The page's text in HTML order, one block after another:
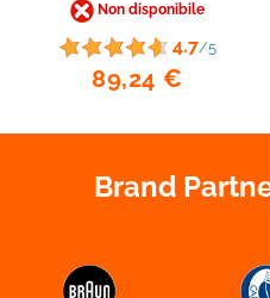
Non disponibile
4.7/5
89,24 €
Brand